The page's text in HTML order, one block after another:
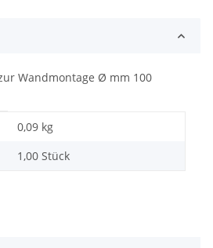
Wandmontage Ø mm 100
0,09 kg
1,00 Stück